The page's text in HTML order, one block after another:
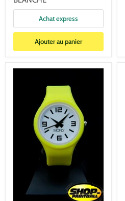
Achat express
Ajouter au panier